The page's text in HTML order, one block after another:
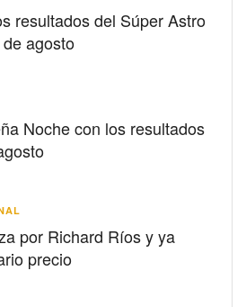
resultados del Súper Astro
agosto
Noche con los resultados
por Richard Ríos y ya
precio